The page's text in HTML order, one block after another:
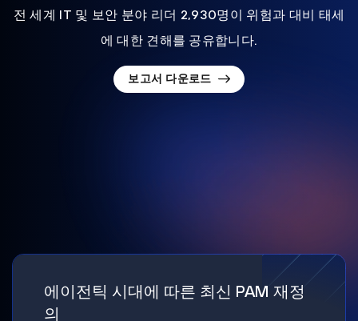
전 세계 IT 및 보안 분야 리더 2,930명이 위험과 대비 태세
에 대한 견해를 공유합니다.
보고서 다운로드
에이전틱 시대에 따른 최신 PAM 재정
의